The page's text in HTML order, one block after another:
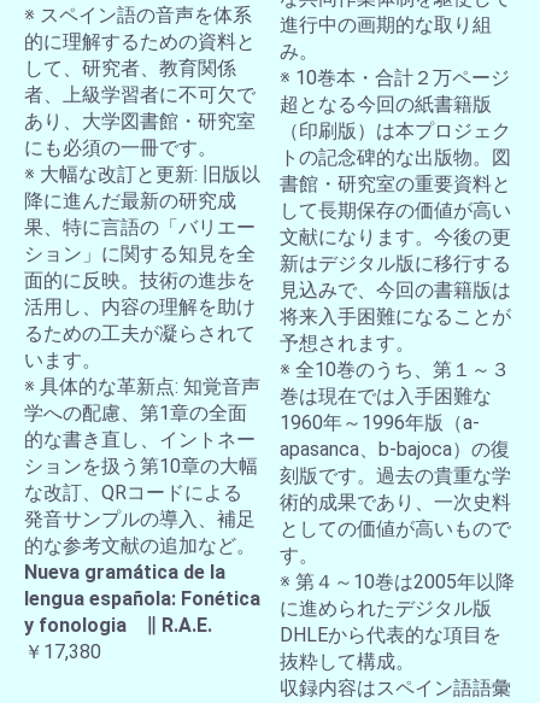
※ スペイン語の音声を体系
的に理解するための資料と
して、研究者、教育関係
者、上級学習者に不可欠で
あり、大学図書館・研究室
にも必須の一冊です。
※ 大幅な改訂と更新: 旧版以
降に進んだ最新の研究成
果、特に言語の「バリエー
ション」に関する知見を全
面的に反映。技術の進歩を
活用し、内容の理解を助け
るための工夫が凝らされて
います。
※ 具体的な革新点: 知覚音声
学への配慮、第1章の全面
的な書き直し、イントネー
ションを扱う第10章の大幅
な改訂、QRコードによる
発音サンプルの導入、補足
的な参考文献の追加など。
Nueva gramática de la
lengua española: Fonética
y fonologia ∥ R.A.E.
￥17,380
進行中の画期的な取り組
み。
※ 10巻本・合計２万ページ
超となる今回の紙書籍版
（印刷版）は本プロジェク
トの記念碑的な出版物。図
書館・研究室の重要資料と
して長期保存の価値が高い
文献になります。今後の更
新はデジタル版に移行する
見込みで、今回の書籍版は
将来入手困難になることが
予想されます。
※ 全10巻のうち、第１～３
巻は現在では入手困難な
1960年～1996年版（a-
apasanca、b-bajoca）の復
刻版です。過去の貴重な学
術的成果であり、一次史料
としての価値が高いもので
す。
※ 第４～10巻は2005年以降
に進められたデジタル版
DHLEから代表的な項目を
抜粋して構成。
収録内容はスペイン語語彙